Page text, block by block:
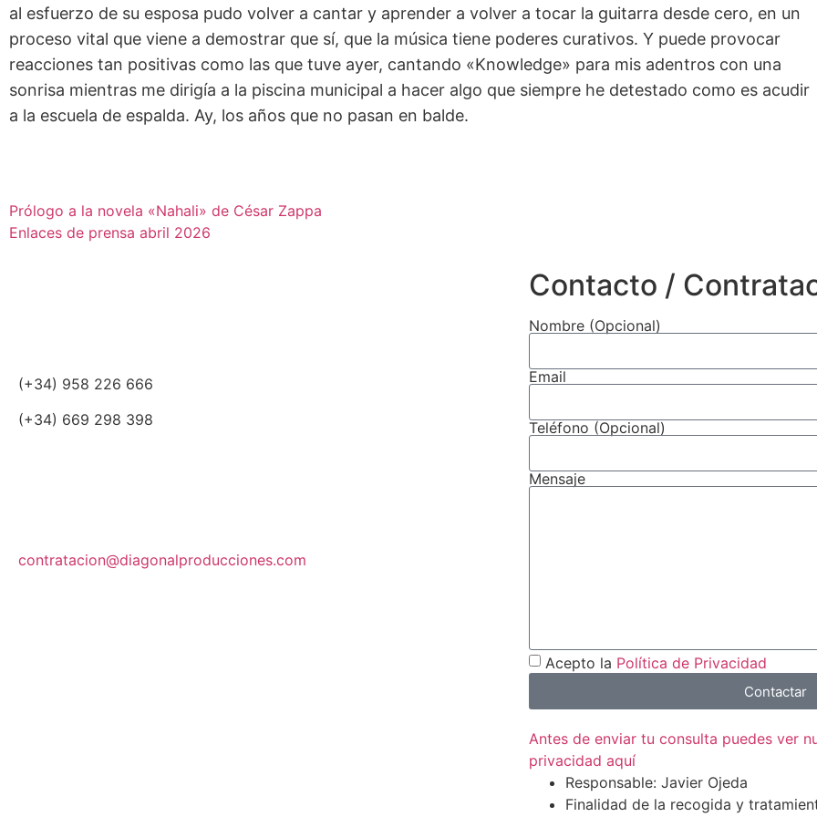
al esfuerzo de su esposa pudo volver a cantar y aprender a volver a tocar la guitarra desde cero, en un
proceso vital que viene a demostrar que sí, que la música tiene poderes curativos. Y puede provocar
reacciones tan positivas como las que tuve ayer, cantando «Knowledge» para mis adentros con una
sonrisa mientras me dirigía a la piscina municipal a hacer algo que siempre he detestado como es acudir
a la escuela de espalda. Ay, los años que no pasan en balde.
Prólogo a la novela «Nahali» de César Zappa
Enlaces de prensa abril 2026
(+34) 958 226 666
(+34) 669 298 398
contratacion@diagonalproducciones.com
Contacto /
Nombre (Opcional)
Email
Teléfono (Opcional)
Mensaje
Acepto la Política de Privacidad
Contactar
Antes de enviar tu consulta puedes ver
privacidad aquí
Responsable: Javier Ojeda
Finalidad de la recogida y